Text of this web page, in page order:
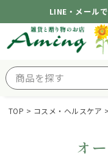
LINE・メール
TOP コスメ・ヘルスケア
オ